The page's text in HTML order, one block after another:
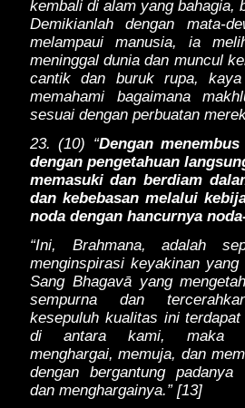
kembali di alam yang bahagia,
Demikianlah dengan mata-
melampaui manusia, ia
meninggal dunia dan muncul
cantik dan buruk rupa,
memahami bagaimana
sesuai dengan perbuatan
23. (10) “Dengan
dengan pengetahuan
memasuki dan berdiam
dan kebebasan melalui
noda dengan hancurnya
“Ini, Brahmana, adalah
menginspirasi keyakinan
Sang Bhagavā yang
sempurna dan
kesepuluh kualitas ini
di antara kami, maka
menghargai, memuja, dan
dengan bergantung padanya
dan menghargainya.” [13]